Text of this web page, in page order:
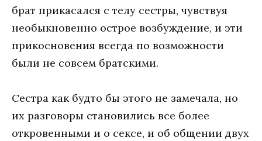
брат прикасался с телу сестры, чувствуя
необыкновенно острое возбуждение, и эти
прикосновения всегда по возможности
были не совсем братскими.
Сестра как будто бы этого не замечала, но
их разговоры становились все более
откровенными и о сексе, и об общении двух